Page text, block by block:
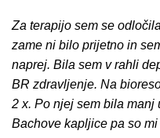
Za terapijo sem se
zame ni bilo prijetno in
naprej. Bila sem v rahli
BR zdravljenje. Na
2 x. Po njej sem bila
Bachove kapljice pa so mi